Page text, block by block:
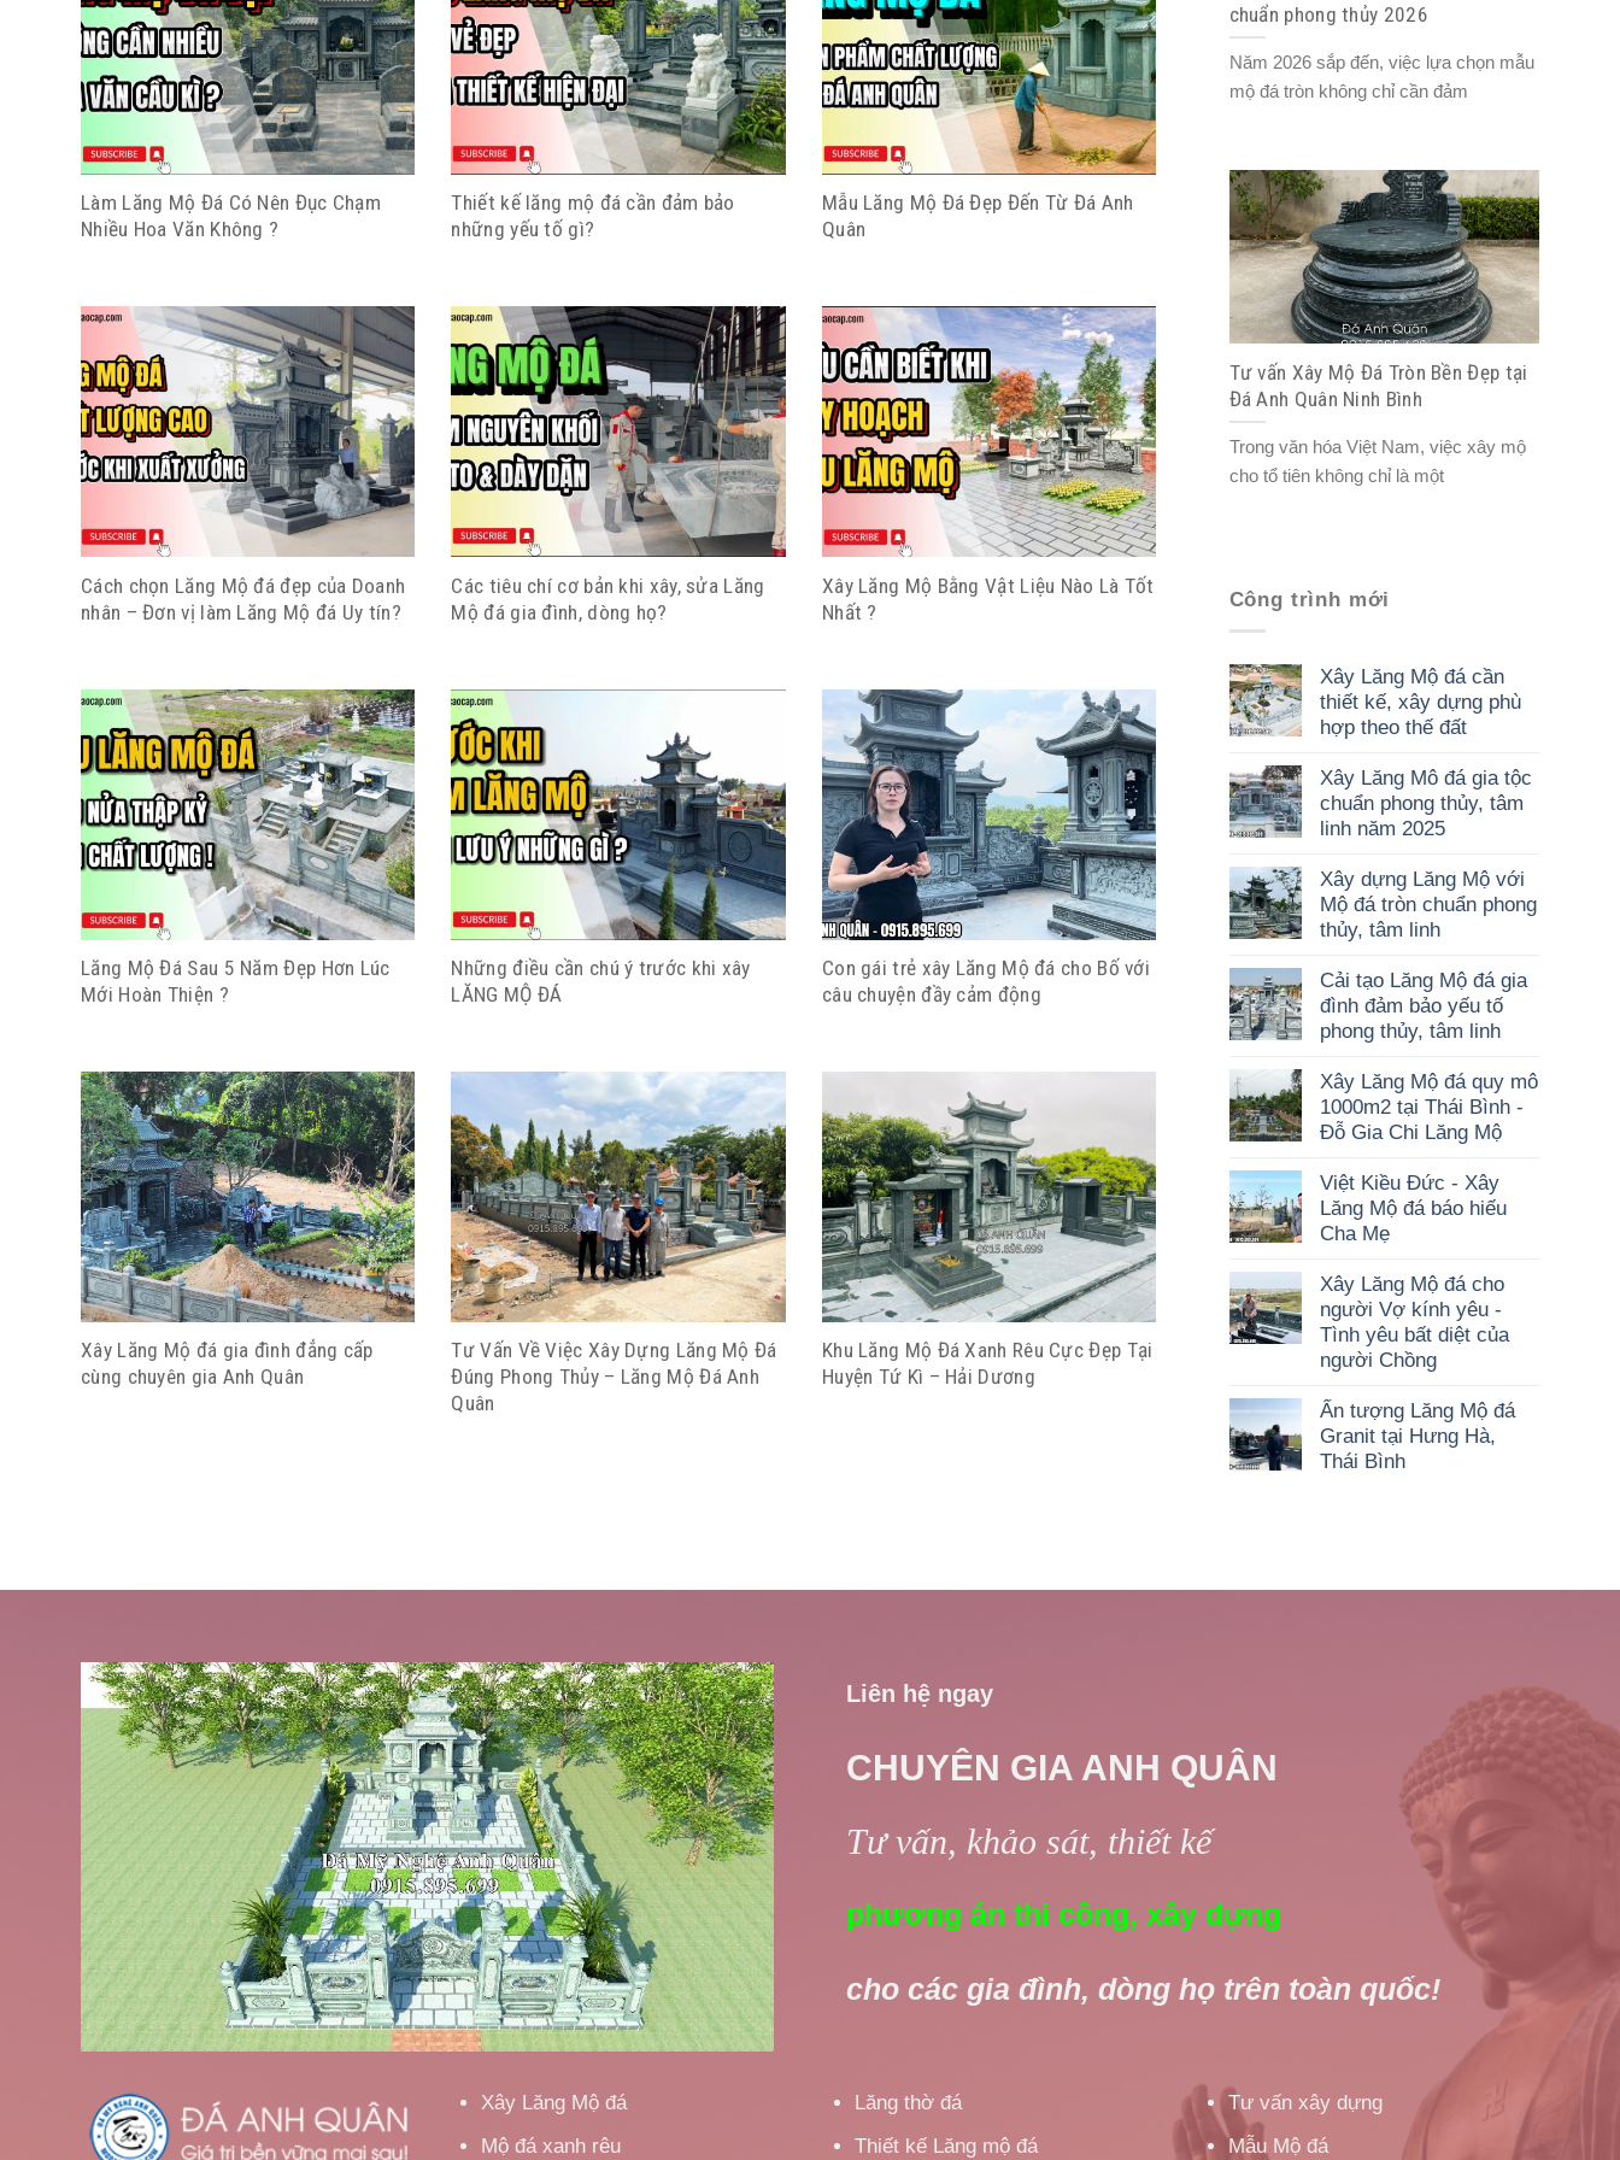
Làm Lăng Mộ Đá Có Nên Đục Chạm
Nhiều Hoa Văn Không ?
Thiết kế lăng mộ đá cần đảm bảo
những yếu tố gì?
Mẫu Lăng Mộ Đá Đẹp Đến Từ Đá Anh
Quân
Cách chọn Lăng Mộ đá đẹp của Doanh
nhân – Đơn vị làm Lăng Mộ đá Uy tín?
Các tiêu chí cơ bản khi xây, sửa Lăng
Mộ đá gia đình, dòng họ?
Xây Lăng Mộ Bằng Vật Liệu Nào Là Tốt
Nhất ?
Lăng Mộ Đá Sau 5 Năm Đẹp Hơn Lúc
Mới Hoàn Thiện ?
Những điều cần chú ý trước khi xây
LĂNG MỘ ĐÁ
Con gái trẻ xây Lăng Mộ đá cho Bố với
câu chuyện đầy cảm động
Xây Lăng Mộ đá gia đình đẳng cấp
cùng chuyên gia Anh Quân
Tư Vấn Về Việc Xây Dựng Lăng Mộ Đá
Đúng Phong Thủy – Lăng Mộ Đá Anh
Quân
Khu Lăng Mộ Đá Xanh Rêu Cực Đẹp Tại
Huyện Tứ Kì – Hải Dương
chuẩn phong thủy 2026
Năm 2026 sắp đến, việc lựa chọn mẫu
mộ đá tròn không chỉ cần đảm
Tư vấn Xây Mộ Đá Tròn Bền Đẹp tại
Đá Anh Quân Ninh Bình
Trong văn hóa Việt Nam, việc xây mộ
cho tổ tiên không chỉ là một
Công trình mới
Xây Lăng Mộ đá cần
thiết kế, xây dựng phù
hợp theo thế đất
Xây Lăng Mô đá gia tộc
chuẩn phong thủy, tâm
linh năm 2025
Xây dựng Lăng Mộ với
Mộ đá tròn chuẩn phong
thủy, tâm linh
Cải tạo Lăng Mộ đá gia
đình đảm bảo yếu tố
phong thủy, tâm linh
Xây Lăng Mộ đá quy mô
1000m2 tại Thái Bình -
Đỗ Gia Chi Lăng Mộ
Việt Kiều Đức - Xây
Lăng Mộ đá báo hiếu
Cha Mẹ
Xây Lăng Mộ đá cho
người Vợ kính yêu -
Tình yêu bất diệt của
người Chồng
Ấn tượng Lăng Mộ đá
Granit tại Hưng Hà,
Thái Bình
Liên hệ ngay
CHUYÊN GIA ANH QUÂN
Tư vấn, khảo sát, thiết kế
phương án thi công, xây dựng
cho các gia đình, dòng họ trên toàn quốc!
Xây Lăng Mộ đá
Mộ đá xanh rêu
Lăng thờ đá
Thiết kế Lăng mộ đá
Tư vấn xây dựng
Mẫu Mộ đá